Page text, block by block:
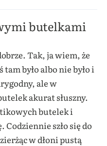
butelkami
Tak, ja wiem, że
było albo nie było i
ale w
akurat słuszny.
butelek i
szło się do
w dłoni pustą